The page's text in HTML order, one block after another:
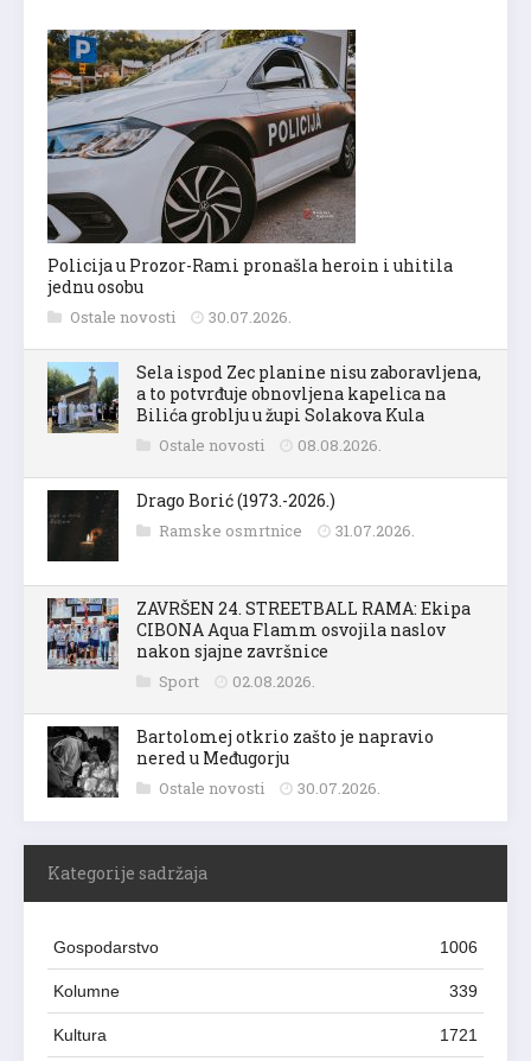
Policija u Prozor-Rami pronašla heroin i uhitila
jednu osobu
Ostale novosti 30.07.2026.
Sela ispod Zec planine nisu zaboravljena,
a to potvrđuje obnovljena kapelica na
Bilića groblju u župi Solakova Kula
Ostale novosti 08.08.2026.
Drago Borić (1973.-2026.)
Ramske osmrtnice 31.07.2026.
ZAVRŠEN 24. STREETBALL RAMA: Ekipa
CIBONA Aqua Flamm osvojila naslov
nakon sjajne završnice
Sport 02.08.2026.
Bartolomej otkrio zašto je napravio
nered u Međugorju
Ostale novosti 30.07.2026.
Kategorije sadržaja
Gospodarstvo 1006
Kolumne 339
Kultura 1721